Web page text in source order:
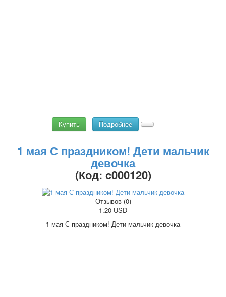
Купить Подробнее
1 мая С праздником! Дети мальчик
девочка
(Код: c000120)
Отзывов (0)
1.20 USD
1 мая С праздником! Дети мальчик девочка